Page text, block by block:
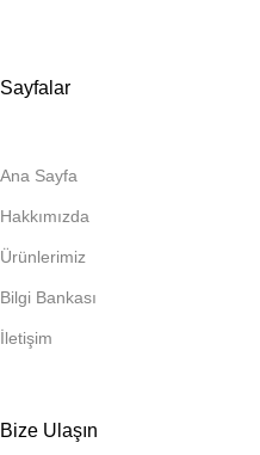
Sayfalar
Ana Sayfa
Hakkımızda
Ürünlerimiz
Bilgi Bankası
İletişim
Bize Ulaşın